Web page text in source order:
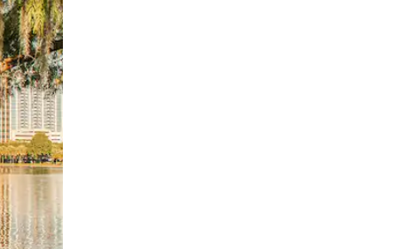
glisser.